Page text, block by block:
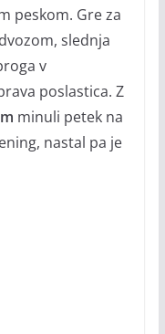
peskom. Gre za
slednja
v
poslastica. Z
minuli petek na
nastal pa je